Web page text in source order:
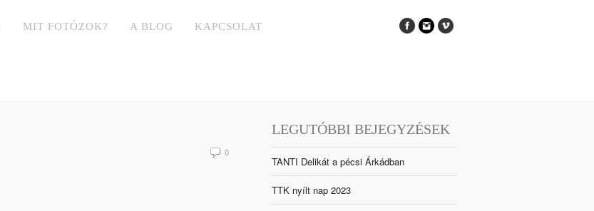
MIT FOTÓZOK? A BLOG KAPCSOLAT
0
LEGUTÓBBI BEJEGYZÉSEK
TANTI Delikát a pécsi Árkádban
TTK nyílt nap 2023